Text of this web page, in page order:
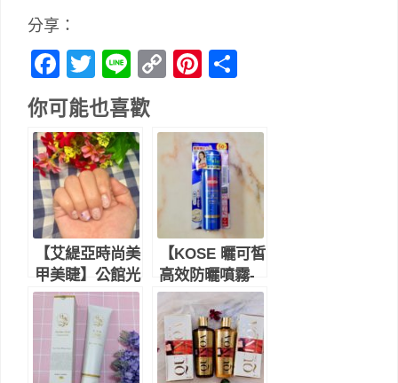
分享：
Facebook
Twitter
LineCopyPinterest
你可能也喜歡
【艾緹亞時尚美
甲美睫】公館光
療美甲推薦店
家，位於公館水
源市場2樓，服
務細心、有質感
【KOSE 曬可皙
高效防曬噴霧-
極效防水型】高
防曬係數、清爽
不油膩，讓你輕
鬆防曬-防曬品